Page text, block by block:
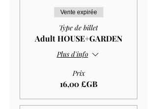
Vente expirée
Type de billet
Adult HOUSE+GARDEN
Plus d'info
Prix
16,00 £GB